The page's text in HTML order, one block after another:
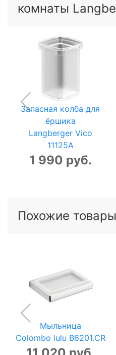
комнаты
Запасная колба для
ёршика
Langberger Vico
11125A
1 990 руб.
Похожие товары
Мыльница
Colombo lulu B6201.CR